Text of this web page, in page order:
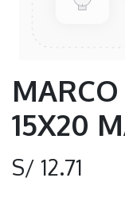
15X20
S/ 12.71